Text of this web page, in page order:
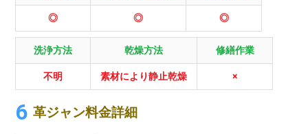
◎ ◎ ◎
洗浄方法 乾燥方法 修繕作業
不明 素材により静止乾燥 ×
革ジャン料金詳細